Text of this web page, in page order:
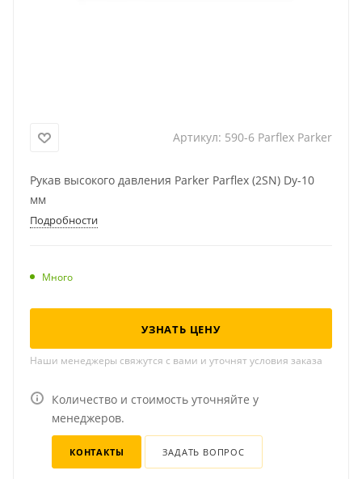
Артикул: 590-6 Parflex Parker
Рукав высокого давления Parker Parflex (2SN) Dу-10
мм
Подробности
Много
УЗНАТЬ ЦЕНУ
Наши менеджеры свяжутся с вами и уточнят условия заказа
Количество и стоимость уточняйте у
менеджеров.
КОНТАКТЫ ЗАДАТЬ ВОПРОС